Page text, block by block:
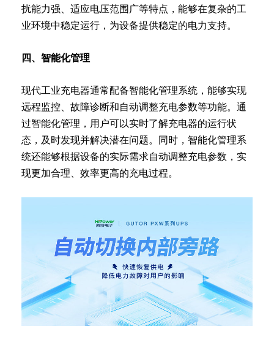
扰能力强、适应电压范围广等特点，能够在复杂的工
业环境中稳定运行，为设备提供稳定的电力支持。
四、智能化管理
现代工业充电器通常配备智能化管理系统，能够实现
远程监控、故障诊断和自动调整充电参数等功能。通
过智能化管理，用户可以实时了解充电器的运行状
态，及时发现并解决潜在问题。同时，智能化管理系
统还能够根据设备的实际需求自动调整充电参数，实
现更加合理、效率更高的充电过程。